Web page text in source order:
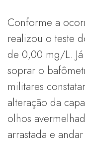
Conforme a
realizou o teste
de 0,00 mg/L.
soprar o
militares
alteração da
olhos
arrastada e